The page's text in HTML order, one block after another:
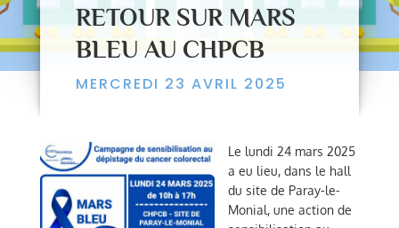
RETOUR SUR MARS
BLEU AU CHPCB
MERCREDI 23 AVRIL 2025
Le lundi 24 mars 2025
a eu lieu, dans le hall
du site de Paray-le-
Monial, une action de